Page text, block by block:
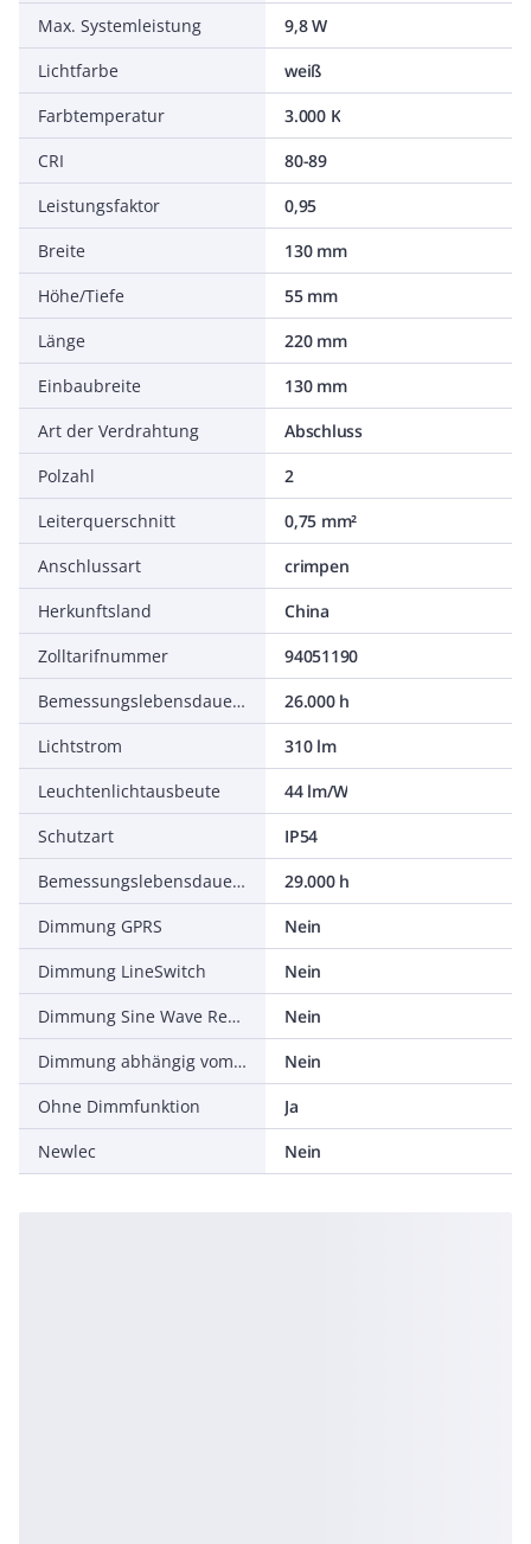
Max. Systemleistung
9,8 W
Lichtfarbe
weiß
Farbtemperatur
3.000 K
CRI
80-89
Leistungsfaktor
0,95
Breite
130 mm
Höhe/Tiefe
55 mm
Länge
220 mm
Einbaubreite
130 mm
Art der Verdrahtung
Abschluss
Polzahl
2
Leiterquerschnitt
0,75 mm²
Anschlussart
crimpen
Herkunftsland
China
Zolltarifnummer
94051190
Bemessungslebensdauer L90/B10 bei 25 °C
26.000 h
Lichtstrom
310 lm
Leuchtenlichtausbeute
44 lm/W
Schutzart
IP54
Bemessungslebensdauer L80/B10 bei 25 °C
29.000 h
Dimmung GPRS
Nein
Dimmung LineSwitch
Nein
Dimmung Sine Wave Reduction
Nein
Dimmung abhängig vom Betriebsgerät
Nein
Ohne Dimmfunktion
Ja
Newlec
Nein